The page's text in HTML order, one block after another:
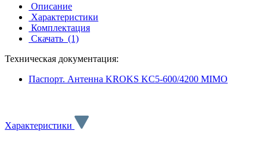
Описание
Характеристики
Комплектация
Скачать (1)
Техническая документация:
Паспорт. Антенна KROKS KC5-600/4200 MIMO
Характеристики